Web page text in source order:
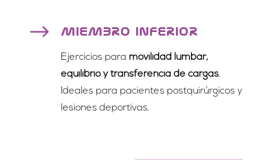
$ MIEMBRO INFERIOR
Ejercicios para movilidad lumbar,
equilibrio y transferencia de cargas.
Ideales para pacientes postquirúrgicos y
lesiones deportivas.